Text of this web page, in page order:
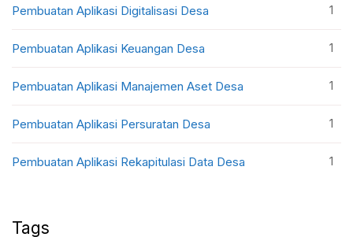
Pembuatan Aplikasi Digitalisasi Desa 1
Pembuatan Aplikasi Keuangan Desa 1
Pembuatan Aplikasi Manajemen Aset Desa 1
Pembuatan Aplikasi Persuratan Desa 1
Pembuatan Aplikasi Rekapitulasi Data Desa 1
Tags